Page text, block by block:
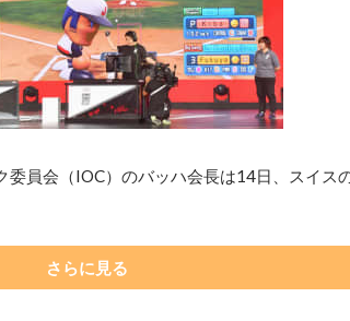
委員会（IOC）のバッハ会長は14日、スイス
さらに見る